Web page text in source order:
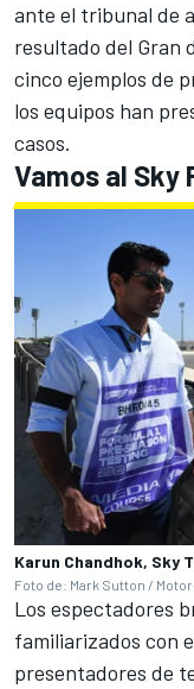
ante el tribunal de
resultado del Gran
cinco ejemplos de
los equipos han
casos.
Vamos al Sky
Karun Chandhok, Sky
Foto de: Mark Sutton /
Los espectadores
familiarizados con
presentadores de